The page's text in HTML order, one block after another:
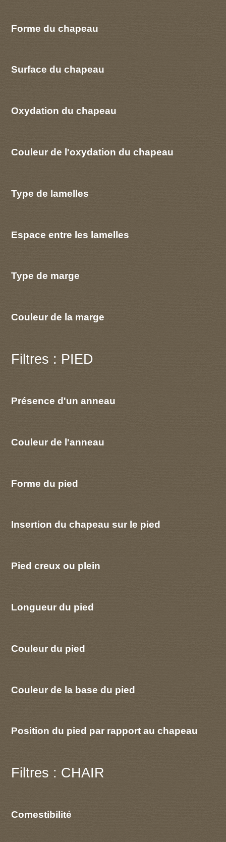
Forme du chapeau
Surface du chapeau
Oxydation du chapeau
Couleur de l'oxydation du chapeau
Type de lamelles
Espace entre les lamelles
Type de marge
Couleur de la marge
Filtres : PIED
Présence d'un anneau
Couleur de l'anneau
Forme du pied
Insertion du chapeau sur le pied
Pied creux ou plein
Longueur du pied
Couleur du pied
Couleur de la base du pied
Position du pied par rapport au chapeau
Filtres : CHAIR
Comestibilité